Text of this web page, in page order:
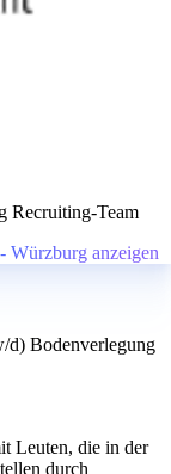
Recruiting-Team
Würzburg anzeigen
d) Bodenverlegung
Leuten, die in der
durch